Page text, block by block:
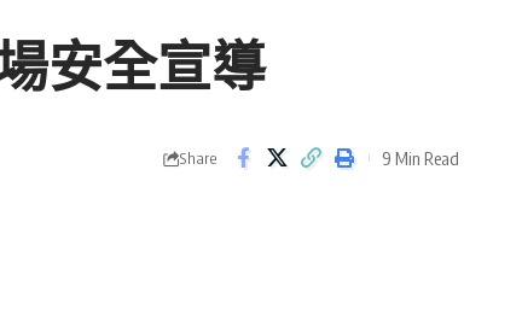
安全宣導
Share 9 Min Read